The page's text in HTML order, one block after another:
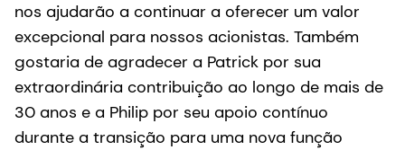
nos ajudarão a continuar a oferecer um valor
excepcional para nossos acionistas. Também
gostaria de agradecer a Patrick por sua
extraordinária contribuição ao longo de mais de
30 anos e a Philip por seu apoio contínuo
durante a transição para uma nova função